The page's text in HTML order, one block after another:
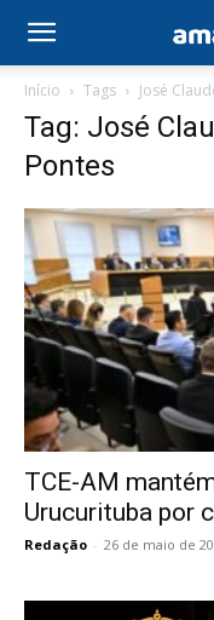
Início Tags José
Tag: José
Pontes
TCE-AM
Urucurituba por
Redação - 26 de maio de